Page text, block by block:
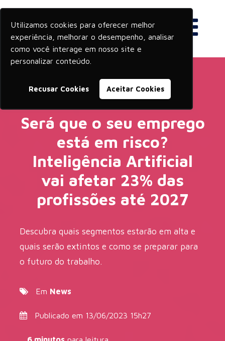
Utilizamos cookies para oferecer melhor
experiência, melhorar o desempenho, analisar
como você interage em nosso site e
personalizar conteúdo.
Recusar Cookies Aceitar Cookies
Será que o seu emprego
está em risco?
Inteligência Artificial
vai afetar 23% das
profissões até 2027
Descubra quais segmentos estarão em alta e
quais serão extintos e como se preparar para
o futuro do trabalho.
Em News
Publicado em 13/06/2023 15h27